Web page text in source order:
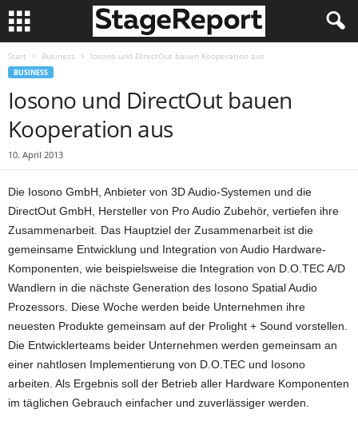
Start Business Iosono und DirectOut bauen Kooperation aus
BUSINESS
Iosono und DirectOut bauen
Kooperation aus
10. April 2013
Die Iosono GmbH, Anbieter von 3D Audio-Systemen und die
DirectOut GmbH, Hersteller von Pro Audio Zubehör, vertiefen ihre
Zusammenarbeit. Das Hauptziel der Zusammenarbeit ist die
gemeinsame Entwicklung und Integration von Audio Hardware-
Komponenten, wie beispielsweise die Integration von D.O.TEC A/D
Wandlern in die nächste Generation des Iosono Spatial Audio
Prozessors. Diese Woche werden beide Unternehmen ihre
neuesten Produkte gemeinsam auf der Prolight + Sound vorstellen.
Die Entwicklerteams beider Unternehmen werden gemeinsam an
einer nahtlosen Implementierung von D.O.TEC und Iosono
arbeiten. Als Ergebnis soll der Betrieb aller Hardware Komponenten
im täglichen Gebrauch einfacher und zuverlässiger werden.